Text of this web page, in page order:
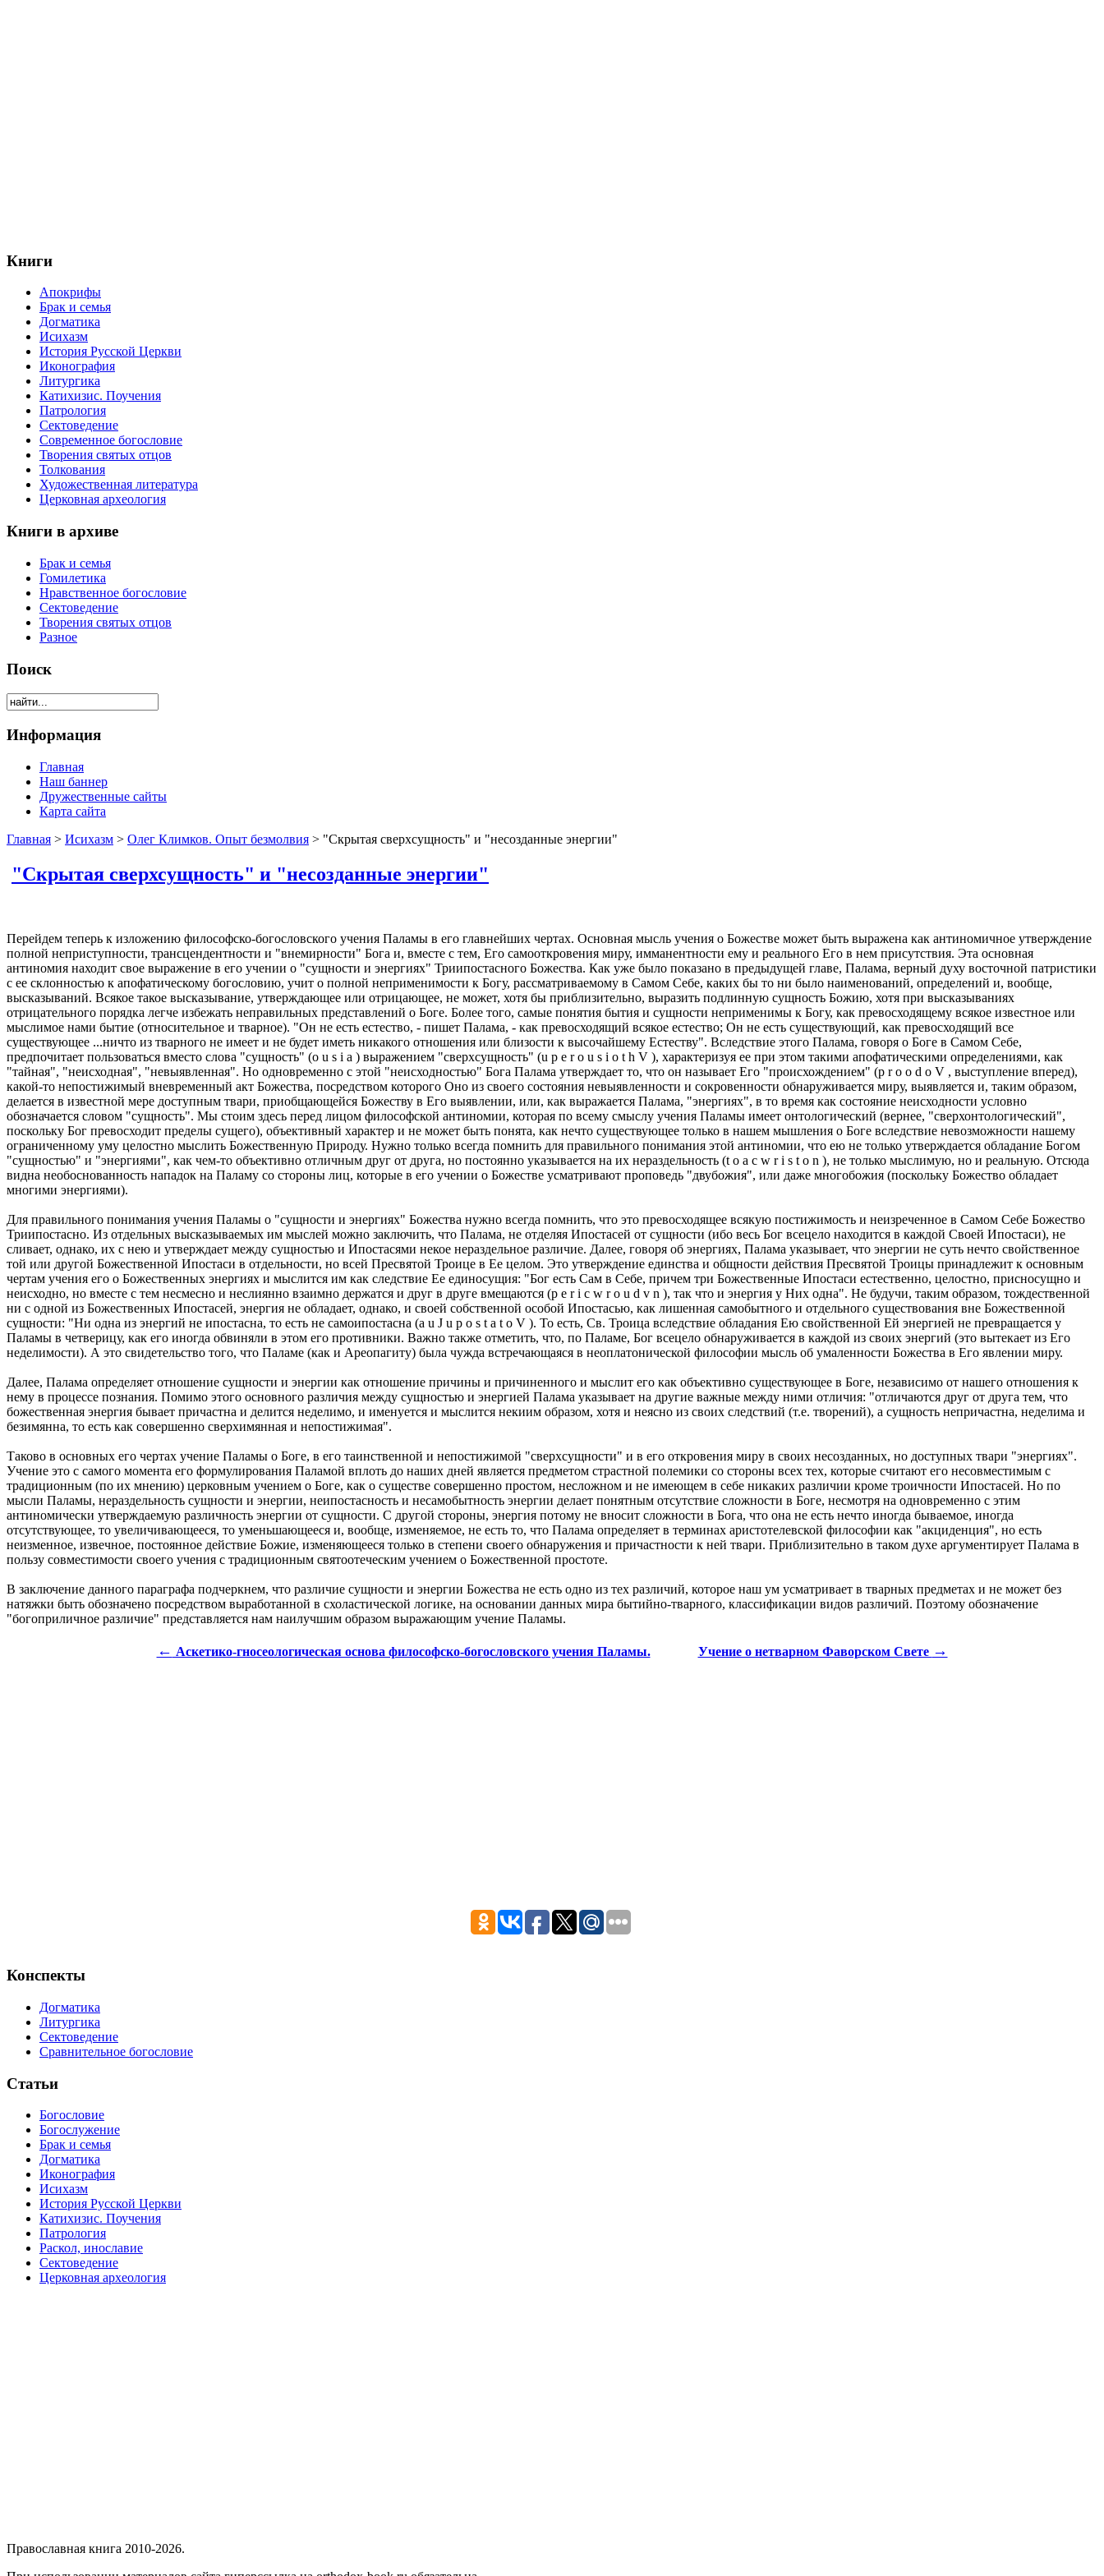
Книги
Апокрифы
Брак и семья
Догматика
Исихазм
История Русской Церкви
Иконография
Литургика
Катихизис. Поучения
Патрология
Сектоведение
Современное богословие
Творения святых отцов
Толкования
Художественная литература
Церковная археология
Книги в архиве
Брак и семья
Гомилетика
Нравственное богословие
Сектоведение
Творения святых отцов
Разное
Поиск
Информация
Главная
Наш баннер
Дружественные сайты
Карта сайта
Главная > Исихазм > Олег Климков. Опыт безмолвия > "Скрытая сверхсущность" и "несозданные энергии"
"Скрытая сверхсущность" и "несозданные энергии"
Перейдем теперь к изложению философско-богословского учения Паламы в его главнейших чертах. Основная мысль учения о Божестве может быть выражена как антиномичное утверждение
полной неприступности, трансцендентности и "внемирности" Бога и, вместе с тем, Его самооткровения миру, имманентности ему и реального Его в нем присутствия. Эта основная
антиномия находит свое выражение в его учении о "сущности и энергиях" Триипостасного Божества. Как уже было показано в предыдущей главе, Палама, верный духу восточной патристики
с ее склонностью к апофатическому богословию, учит о полной неприменимости к Богу, рассматриваемому в Самом Себе, каких бы то ни было наименований, определений и, вообще,
высказываний. Всякое такое высказывание, утверждающее или отрицающее, не может, хотя бы приблизительно, выразить подлинную сущность Божию, хотя при высказываниях
отрицательного порядка легче избежать неправильных представлений о Боге. Более того, самые понятия бытия и сущности неприменимы к Богу, как превосходящему всякое известное или
мыслимое нами бытие (относительное и тварное). "Он не есть естество, - пишет Палама, - как превосходящий всякое естество; Он не есть существующий, как превосходящий все
существующее ...ничто из тварного не имеет и не будет иметь никакого отношения или близости к высочайшему Естеству". Вследствие этого Палама, говоря о Боге в Самом Себе,
предпочитает пользоваться вместо слова "сущность" (o u s i a ) выражением "сверхсущность" (u p e r o u s i o t h V ), характеризуя ее при этом такими апофатическими определениями, как
"тайная", "неисходная", "невыявленная". Но одновременно с этой "неисходностью" Бога Палама утверждает то, что он называет Его "происхождением" (p r o o d o V , выступление вперед),
какой-то непостижимый вневременный акт Божества, посредством которого Оно из своего состояния невыявленности и сокровенности обнаруживается миру, выявляется и, таким образом,
делается в известной мере доступным твари, приобщающейся Божеству в Его выявлении, или, как выражается Палама, "энергиях", в то время как состояние неисходности условно
обозначается словом "сущность". Мы стоим здесь перед лицом философской антиномии, которая по всему смыслу учения Паламы имеет онтологический (вернее, "сверхонтологический",
поскольку Бог превосходит пределы сущего), объективный характер и не может быть понята, как нечто существующее только в нашем мышления о Боге вследствие невозможности нашему
ограниченному уму целостно мыслить Божественную Природу. Нужно только всегда помнить для правильного понимания этой антиномии, что ею не только утверждается обладание Богом
"сущностью" и "энергиями", как чем-то объективно отличным друг от друга, но постоянно указывается на их нераздельность (t o a c w r i s t o n ), не только мыслимую, но и реальную. Отсюда
видна необоснованность нападок на Паламу со стороны лиц, которые в его учении о Божестве усматривают проповедь "двубожия", или даже многобожия (поскольку Божество обладает
многими энергиями).
Для правильного понимания учения Паламы о "сущности и энергиях" Божества нужно всегда помнить, что это превосходящее всякую постижимость и неизреченное в Самом Себе Божество
Триипостасно. Из отдельных высказываемых им мыслей можно заключить, что Палама, не отделяя Ипостасей от сущности (ибо весь Бог всецело находится в каждой Своей Ипостаси), не
сливает, однако, их с нею и утверждает между сущностью и Ипостасями некое нераздельное различие. Далее, говоря об энергиях, Палама указывает, что энергии не суть нечто свойственное
той или другой Божественной Ипостаси в отдельности, но всей Пресвятой Троице в Ее целом. Это утверждение единства и общности действия Пресвятой Троицы принадлежит к основным
чертам учения его о Божественных энергиях и мыслится им как следствие Ее единосущия: "Бог есть Сам в Себе, причем три Божественные Ипостаси естественно, целостно, присносущно и
неисходно, но вместе с тем несмесно и неслиянно взаимно держатся и друг в друге вмещаются (p e r i c w r o u d v n ), так что и энергия у Них одна". Не будучи, таким образом, тождественной
ни с одной из Божественных Ипостасей, энергия не обладает, однако, и своей собственной особой Ипостасью, как лишенная самобытного и отдельного существования вне Божественной
сущности: "Ни одна из энергий не ипостасна, то есть не самоипостасна (a u J u p o s t a t o V ). То есть, Св. Троица вследствие обладания Ею свойственной Ей энергией не превращается у
Паламы в четверицу, как его иногда обвиняли в этом его противники. Важно также отметить, что, по Паламе, Бог всецело обнаруживается в каждой из своих энергий (это вытекает из Его
неделимости). А это свидетельство того, что Паламе (как и Ареопагиту) была чужда встречающаяся в неоплатонической философии мысль об умаленности Божества в Его явлении миру.
Далее, Палама определяет отношение сущности и энергии как отношение причины и причиненного и мыслит его как объективно существующее в Боге, независимо от нашего отношения к
нему в процессе познания. Помимо этого основного различия между сущностью и энергией Палама указывает на другие важные между ними отличия: "отличаются друг от друга тем, что
божественная энергия бывает причастна и делится неделимо, и именуется и мыслится некиим образом, хотя и неясно из своих следствий (т.е. творений), а сущность непричастна, неделима и
безимянна, то есть как совершенно сверхимянная и непостижимая".
Таково в основных его чертах учение Паламы о Боге, в его таинственной и непостижимой "сверхсущности" и в его откровения миру в своих несозданных, но доступных твари "энергиях".
Учение это с самого момента его формулирования Паламой вплоть до наших дней является предметом страстной полемики со стороны всех тех, которые считают его несовместимым с
традиционным (по их мнению) церковным учением о Боге, как о существе совершенно простом, несложном и не имеющем в себе никаких различии кроме троичности Ипостасей. Но по
мысли Паламы, нераздельность сущности и энергии, неипостасность и несамобытность энергии делает понятным отсутствие сложности в Боге, несмотря на одновременно с этим
антиномически утверждаемую различность энергии от сущности. С другой стороны, энергия потому не вносит сложности в Бога, что она не есть нечто иногда бываемое, иногда
отсутствующее, то увеличивающееся, то уменьшающееся и, вообще, изменяемое, не есть то, что Палама определяет в терминах аристотелевской философии как "акциденция", но есть
неизменное, извечное, постоянное действие Божие, изменяющееся только в степени своего обнаружения и причастности к ней твари. Приблизительно в таком духе аргументирует Палама в
пользу совместимости своего учения с традиционным святоотеческим учением о Божественной простоте.
В заключение данного параграфа подчеркнем, что различие сущности и энергии Божества не есть одно из тех различий, которое наш ум усматривает в тварных предметах и не может без
натяжки быть обозначено посредством выработанной в схоластической логике, на основании данных мира бытийно-тварного, классификации видов различий. Поэтому обозначение
"богоприличное различие" представляется нам наилучшим образом выражающим учение Паламы.
← Аскетико-гносеологическая основа философско-богословского учения Паламы. Учение о нетварном Фаворском Свете →
Конспекты
Догматика
Литургика
Сектоведение
Сравнительное богословие
Статьи
Богословие
Богослужение
Брак и семья
Догматика
Иконография
Исихазм
История Русской Церкви
Катихизис. Поучения
Патрология
Раскол, инославие
Сектоведение
Церковная археология
Православная книга 2010-2026.